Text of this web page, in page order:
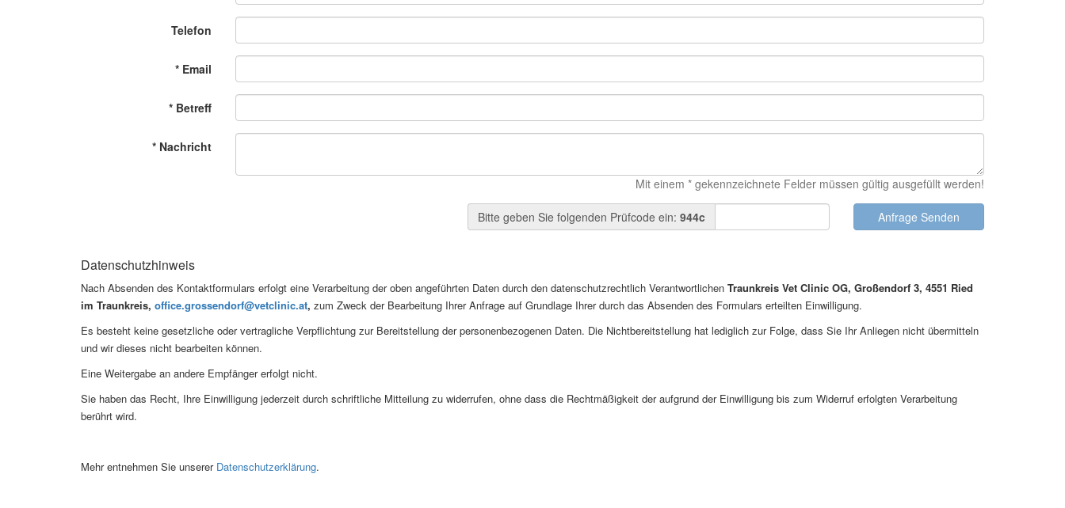
Telefon
* Email
* Betreff
* Nachricht
Mit einem * gekennzeichnete Felder müssen gültig ausgefüllt werden!
Bitte geben Sie folgenden Prüfcode ein: 944c
Datenschutzhinweis
Nach Absenden des Kontaktformulars erfolgt eine Verarbeitung der oben angeführten Daten durch den datenschutzrechtlich Verantwortlichen Traunkreis Vet Clinic OG, Großendorf 3, 4551 Ried
im Traunkreis, office.grossendorf@vetclinic.at, zum Zweck der Bearbeitung Ihrer Anfrage auf Grundlage Ihrer durch das Absenden des Formulars erteilten Einwilligung.
Es besteht keine gesetzliche oder vertragliche Verpflichtung zur Bereitstellung der personenbezogenen Daten. Die Nichtbereitstellung hat lediglich zur Folge, dass Sie Ihr Anliegen nicht übermitteln
und wir dieses nicht bearbeiten können.
Eine Weitergabe an andere Empfänger erfolgt nicht.
Sie haben das Recht, Ihre Einwilligung jederzeit durch schriftliche Mitteilung zu widerrufen, ohne dass die Rechtmäßigkeit der aufgrund der Einwilligung bis zum Widerruf erfolgten Verarbeitung
berührt wird.
Mehr entnehmen Sie unserer Datenschutzerklärung.